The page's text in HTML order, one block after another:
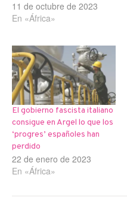
11 de octubre de 2023
En «África»
El gobierno fascista italiano
consigue en Argel lo que los
‘progres’ españoles han
perdido
22 de enero de 2023
En «África»